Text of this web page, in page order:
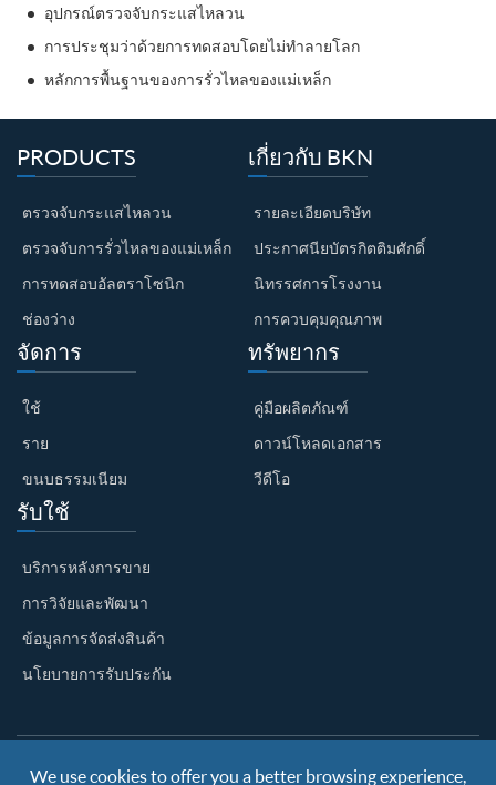
อุปกรณ์ตรวจจับกระแสไหลวน
การประชุมว่าด้วยการทดสอบโดยไม่ทำลายโลก
หลักการพื้นฐานของการรั่วไหลของแม่เหล็ก
PRODUCTS
ตรวจจับกระแสไหลวน
ตรวจจับการรั่วไหลของแม่เหล็ก
การทดสอบอัลตราโซนิก
ช่องว่าง
เกี่ยวกับ BKN
รายละเอียดบริษัท
ประกาศนียบัตรกิตติมศักดิ์
นิทรรศการโรงงาน
การควบคุมคุณภาพ
จัดการ
ใช้
ราย
ขนบธรรมเนียม
ทรัพยากร
คู่มือผลิตภัณฑ์
ดาวน์โหลดเอกสาร
วีดีโอ
รับใช้
บริการหลังการขาย
การวิจัยและพัฒนา
ข้อมูลการจัดส่งสินค้า
นโยบายการรับประกัน
Copyright ©Nanjing BKN Automation System Co.,LTD.All
We use cookies to offer you a better browsing experience,